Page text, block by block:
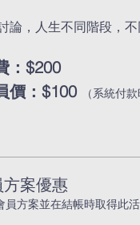
論，人生不同階段，
：$200
價：$100
（系統付
案優惠
員方案並在結帳時取得此